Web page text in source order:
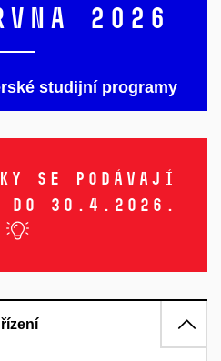
2026
studijní programy
se podávají
do 30.4.2026.